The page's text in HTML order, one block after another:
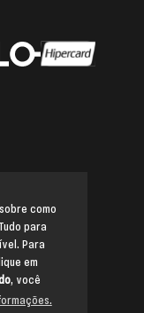
como
para
Para
em
, você